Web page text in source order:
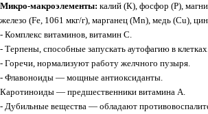
Микро-макроэлементы: калий (К), фосфор (P),
железо (Fe, 1061 мкг/г), марганец (Mn), медь (Cu),
- Комплекс витаминов, витамин С.
- Терпены, способные запускать аутофагию в
- Горечи, нормализуют работу желчного пузыря.
- Флавоноиды — мощные антиоксиданты.
Каротиноиды — предшественники витамина А.
- Дубильные вещества — обладают